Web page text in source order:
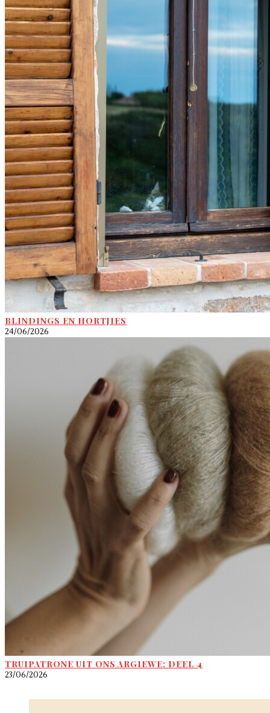
BLINDINGS EN HORTJIES
24/06/2026
TRUIPATRONE UIT ONS ARGIEWE: DEEL 4
23/06/2026